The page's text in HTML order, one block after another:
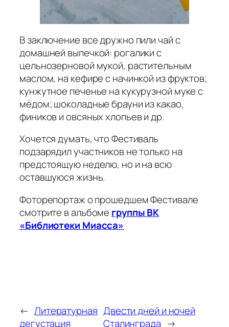
В заключение все дружно пили чай с
домашней выпечкой: рогалики с
цельнозерновой мукой, растительным
маслом, на кефире с начинкой из фруктов;
кунжутное печенье на кукурузной муке с
мёдом; шоколадные брауни из какао,
фиников и овсяных хлопьев и др.
Хочется думать, что Фестиваль
подзарядил участников не только на
предстоящую неделю, но и на всю
оставшуюся жизнь.
Фоторепортаж о прошедшем Фестивале
смотрите в альбоме группы ВК
«Библиотеки Миасса»
← Литературная
дегустация
Двести дней и ночей
Сталинграда →